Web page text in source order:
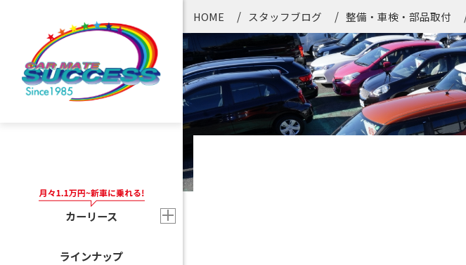
カーリース
ラインナップ
HOME スタッフブログ 整備・車検・部品取付